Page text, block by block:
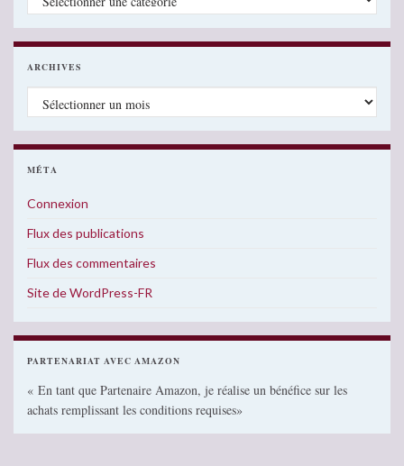
ARCHIVES
Archives
MÉTA
Connexion
Flux des publications
Flux des commentaires
Site de WordPress-FR
PARTENARIAT AVEC AMAZON
« En tant que Partenaire Amazon, je réalise un bénéfice sur les
achats remplissant les conditions requises»